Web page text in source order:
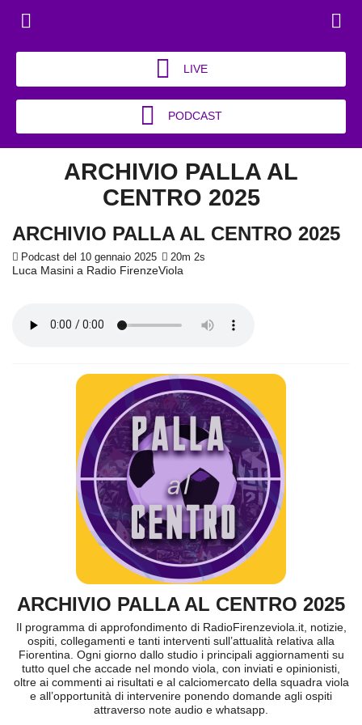
LIVE
PODCAST
ARCHIVIO PALLA AL
CENTRO 2025
ARCHIVIO PALLA AL CENTRO 2025
Podcast del 10 gennaio 2025 20m 2s
Luca Masini a Radio FirenzeViola
ARCHIVIO PALLA AL CENTRO 2025
Il programma di approfondimento di RadioFirenzeviola.it, notizie,
ospiti, collegamenti e tanti interventi sull’attualità relativa alla
Fiorentina. Ogni giorno dallo studio i principali aggiornamenti su
tutto quel che accade nel mondo viola, con inviati e opinionisti,
oltre ai commenti ai risultati e al calciomercato della squadra viola
e all’opportunità di intervenire ponendo domande agli ospiti
attraverso note audio e whatsapp.